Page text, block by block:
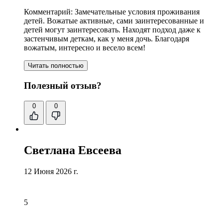
Комментарий: Зaмечательные условия проживания
детей. Вожатые активные, сами заинтересованные и
детей могут заинтересовать. Находят подход даже к
застенчивым деткам, как у меня дочь. Благодаря
вожатым, интересно и весело всем!
Читать полностью
Полезный отзыв?
0 0
Светлана Евсеева
12 Июня 2026 г.
5